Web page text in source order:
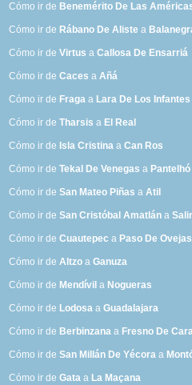
Cómo ir de Benemérito De Las
Cómo ir de Rábano De Aliste a
Cómo ir deVirtus aCallosa De Ensarriá
Cómo ir deCaces aAñá
Cómo ir de Fraga a Lara De Los Infantes
Cómo ir deTharsis a El Real
Cómo ir de Isla Cristina aCan Ros
Cómo ir deTekal De Venegas a Pantelhó
Cómo ir deSan Mateo Piñas aAtil
Cómo ir deSan Cristóbal Amatlán a
Cómo ir deCuautepec a Paso De Ovejas
Cómo ir deAltzo aGanuza
Cómo ir de Mendívil a Nogueras
Cómo ir de Lodosa aGuadalajara
Cómo ir de Berbinzana a Fresno De
Cómo ir deSan Millán De Yécora a
Cómo ir deGata a La Maçana